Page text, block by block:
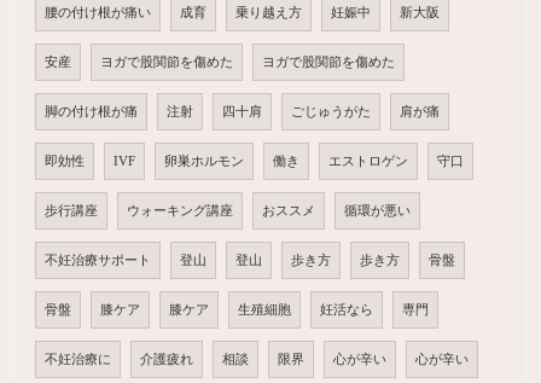
腰の付け根が痛い 成育 乗り越え方 妊娠中 新大阪
安産 ヨガで股関節を傷めた ヨガで股関節を傷めた
脚の付け根が痛 注射 四十肩 ごじゅうがた 肩が痛
即効性 IVF 卵巣ホルモン 働き エストロゲン 守口
歩行講座 ウォーキング講座 おススメ 循環が悪い
不妊治療サポート 登山 登山 歩き方 歩き方 骨盤
骨盤 膝ケア 膝ケア 生殖細胞 妊活なら 専門
不妊治療に 介護疲れ 相談 限界 心が辛い 心が辛い